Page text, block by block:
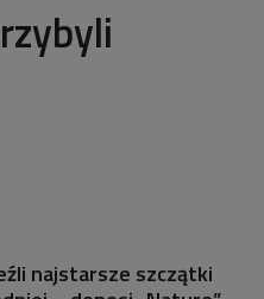
najstarsze szczątki